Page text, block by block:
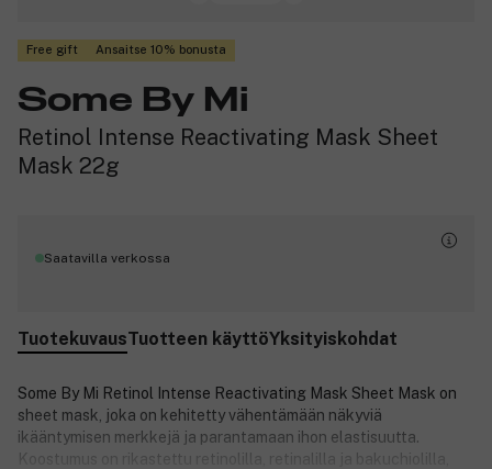
Free gift Ansaitse 10% bonusta
Some By Mi
Retinol Intense Reactivating Mask Sheet
Mask 22g
Saatavilla verkossa
TuotekuvausTuotteen käyttöYksityiskohdat
Some By Mi Retinol Intense Reactivating Mask Sheet Mask on
sheet mask, joka on kehitetty vähentämään näkyviä
ikääntymisen merkkejä ja parantamaan ihon elastisuutta.
Koostumus on rikastettu retinolilla, retinalilla ja bakuchiolilla,